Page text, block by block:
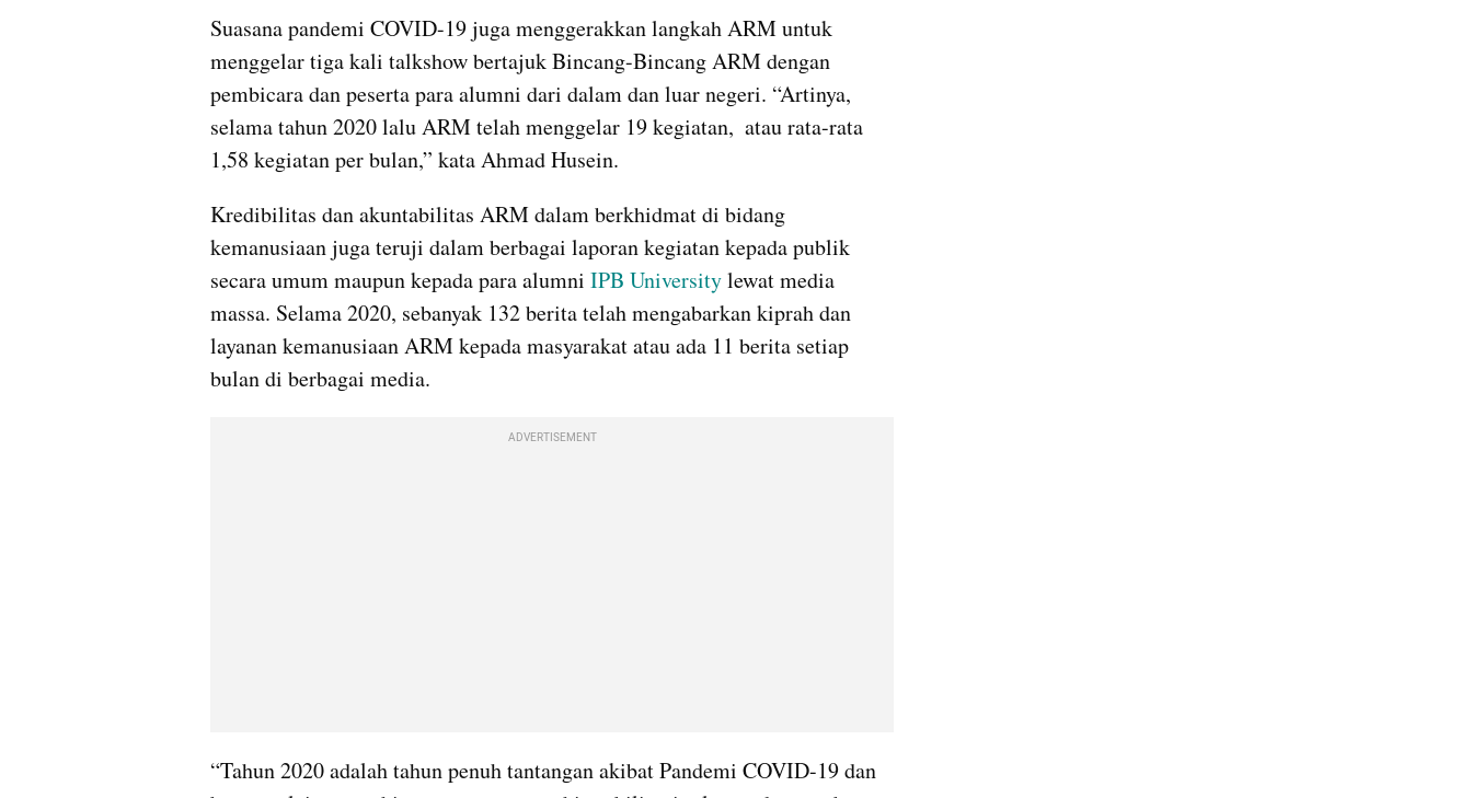
Suasana pandemi COVID-19 juga menggerakkan langkah ARM untuk
menggelar tiga kali talkshow bertajuk Bincang-Bincang ARM dengan
pembicara dan peserta para alumni dari dalam dan luar negeri. “Artinya,
selama tahun 2020 lalu ARM telah menggelar 19 kegiatan,  atau rata-rata
1,58 kegiatan per bulan,” kata Ahmad Husein.
Kredibilitas dan akuntabilitas ARM dalam berkhidmat di bidang
kemanusiaan juga teruji dalam berbagai laporan kegiatan kepada publik
secara umum maupun kepada para alumni IPB University lewat media
massa. Selama 2020, sebanyak 132 berita telah mengabarkan kiprah dan
layanan kemanusiaan ARM kepada masyarakat atau ada 11 berita setiap
bulan di berbagai media.
ADVERTISEMENT
“Tahun 2020 adalah tahun penuh tantangan akibat Pandemi COVID-19 dan